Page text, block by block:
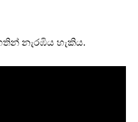
නැරඹිය හැකිය.